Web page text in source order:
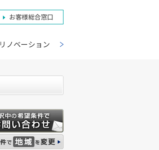
お客様総合窓口
リノベーション